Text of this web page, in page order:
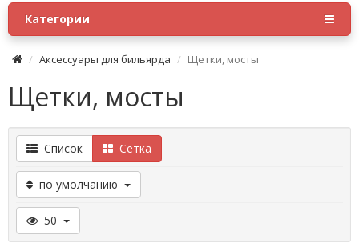
Категории
Аксессуары для бильярда Щетки, мосты
Щетки, мосты
Список Сетка
по умолчанию
50